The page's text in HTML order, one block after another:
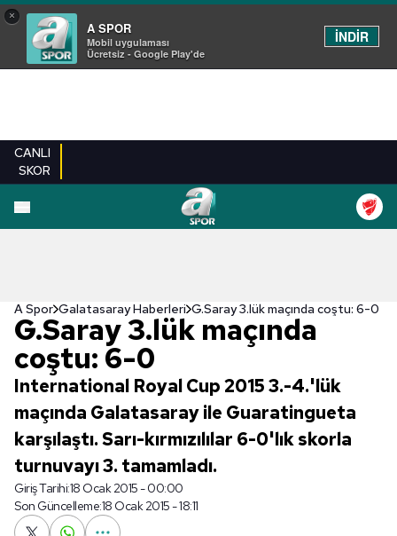
×
A SPOR
Mobil uygulaması
Ücretsiz - Google Play'de
İNDİR
CANLI
SKOR
A Spor Galatasaray Haberleri G.Saray 3.lük maçında coştu: 6-0
G.Saray 3.lük maçında
coştu: 6-0
International Royal Cup 2015 3.-4.'lük
maçında Galatasaray ile Guaratingueta
karşılaştı. Sarı-kırmızılılar 6-0'lık skorla
turnuvayı 3. tamamladı.
Giriş Tarihi:18 Ocak 2015 - 00:00
Son Güncelleme:18 Ocak 2015 - 18:11